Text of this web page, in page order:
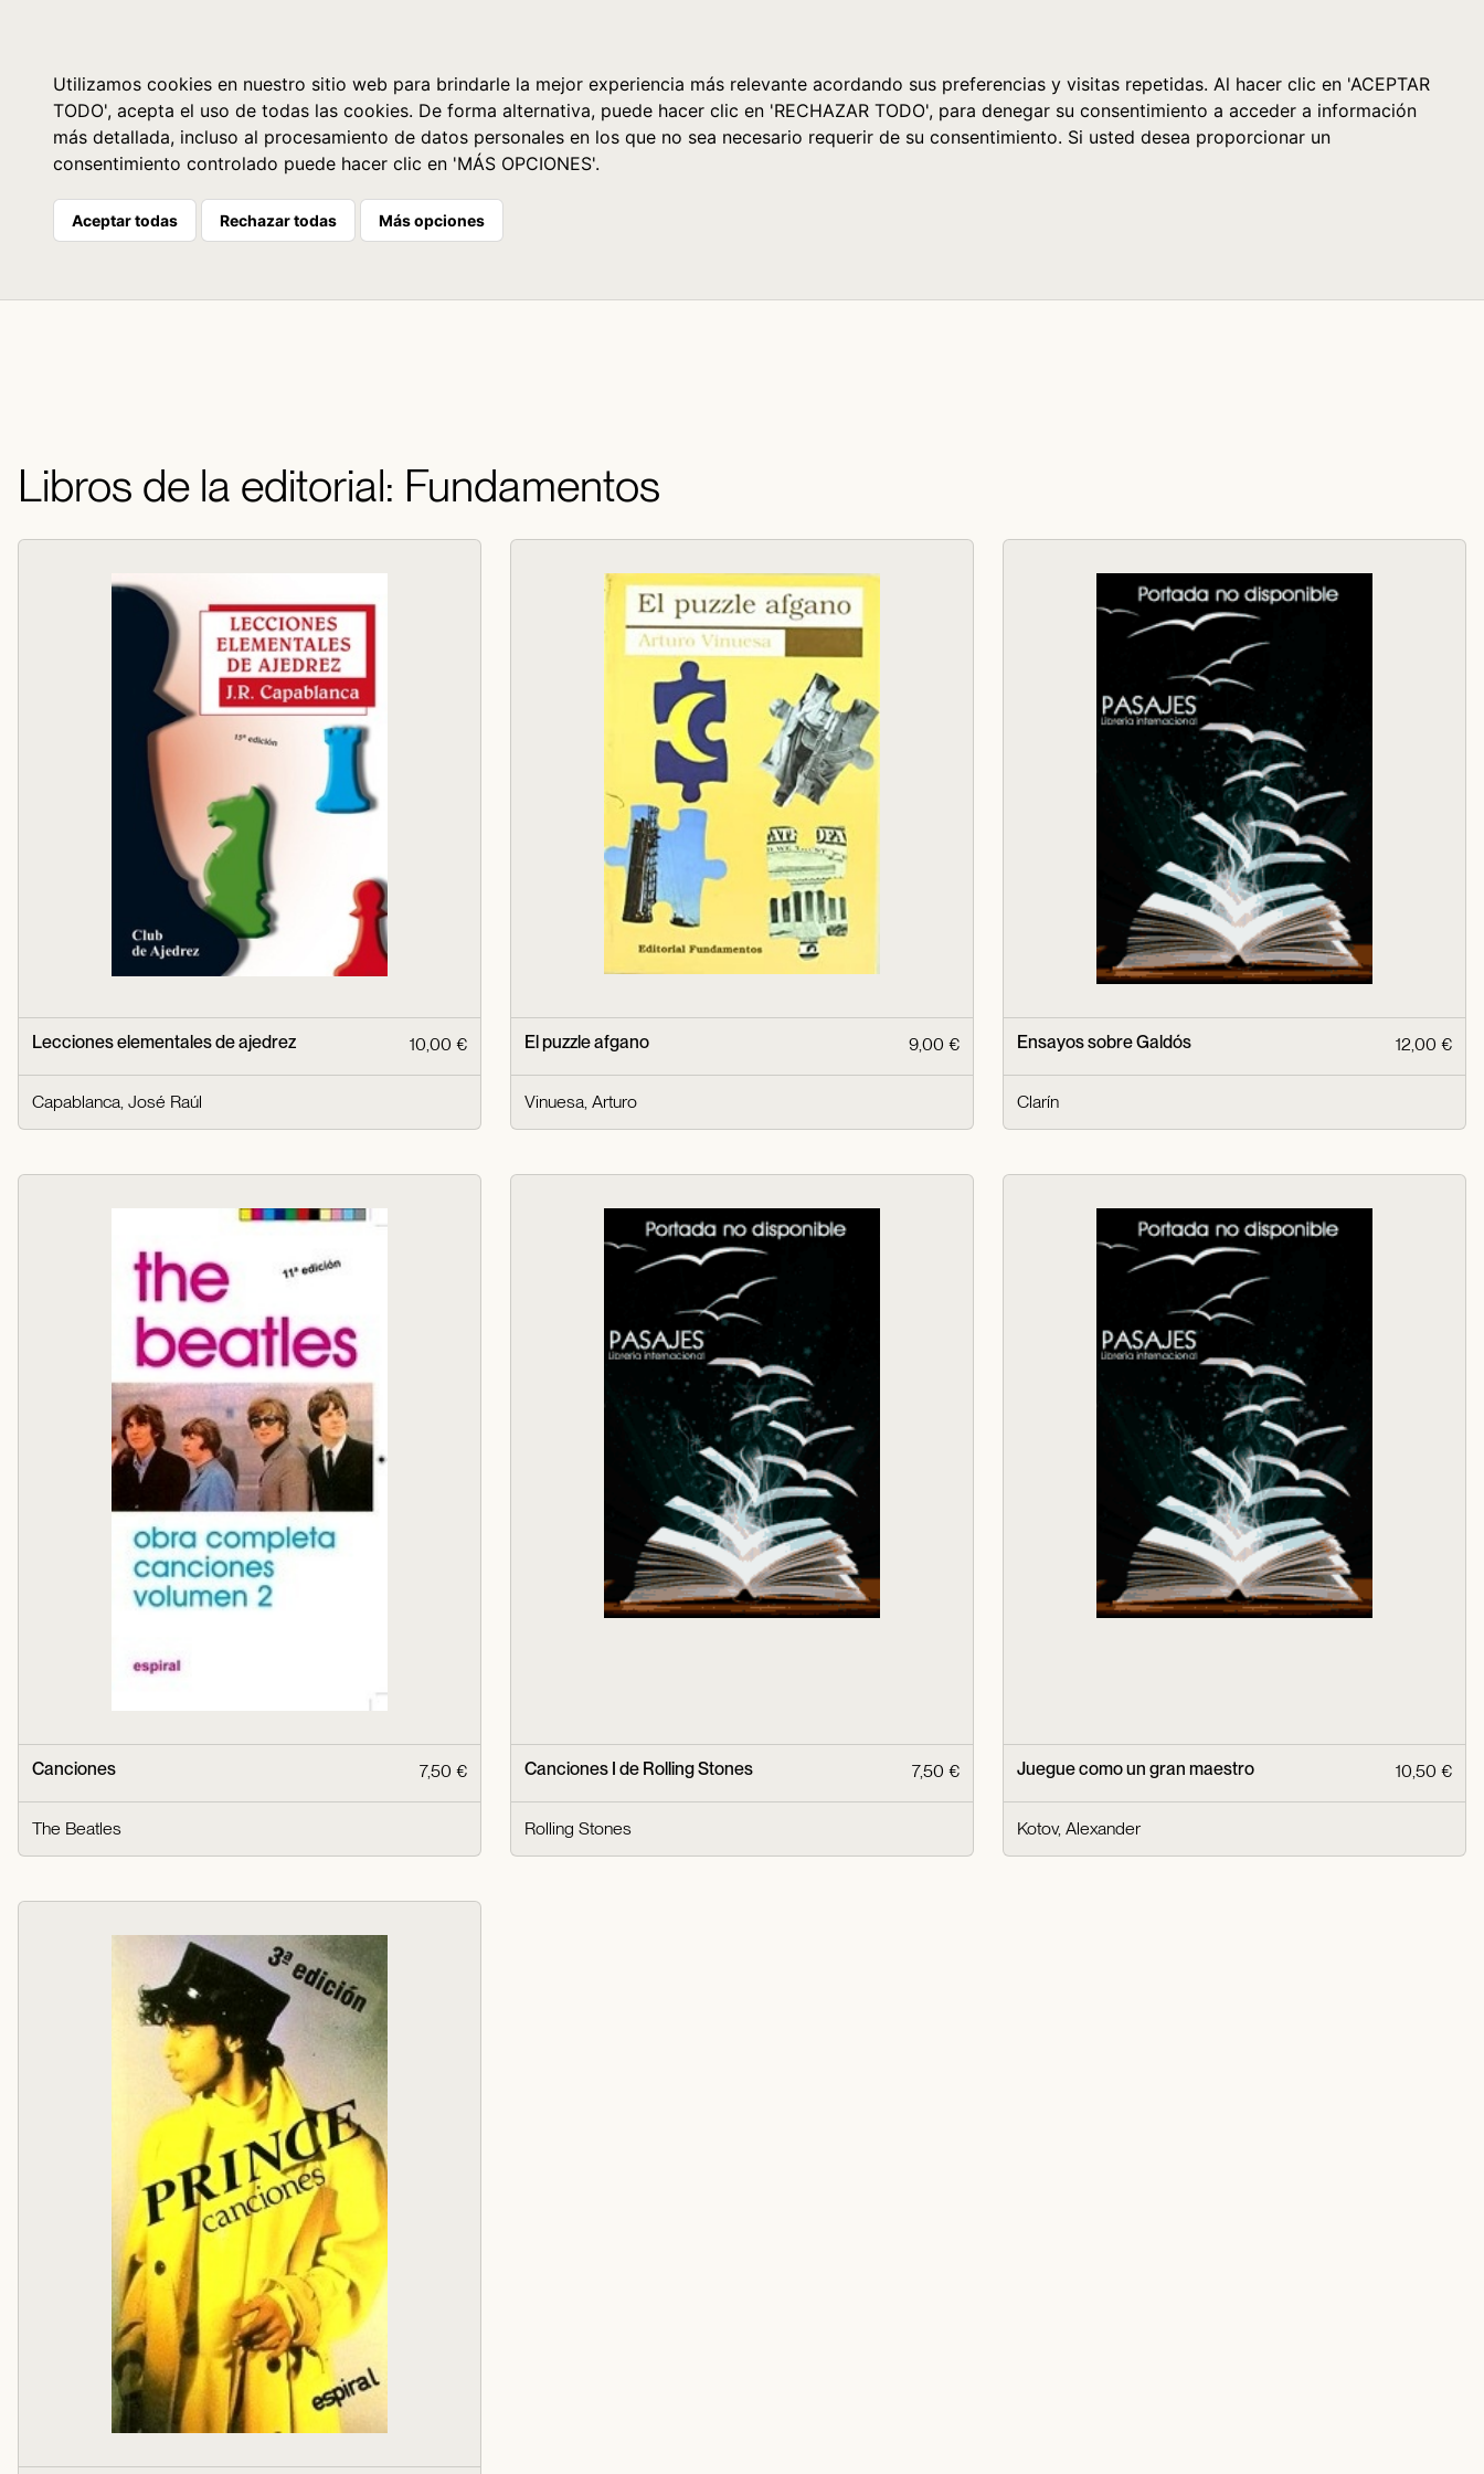
Utilizamos cookies en nuestro sitio web para brindarle la mejor experiencia más relevante acordando sus preferencias y visitas repetidas. Al hacer clic en 'ACEPTAR
TODO', acepta el uso de todas las cookies. De forma alternativa, puede hacer clic en 'RECHAZAR TODO', para denegar su consentimiento a acceder a información
más detallada, incluso al procesamiento de datos personales en los que no sea necesario requerir de su consentimiento. Si usted desea proporcionar un
consentimiento controlado puede hacer clic en 'MÁS OPCIONES'.
Aceptar todas Rechazar todas Más opciones
Libros de la editorial: Fundamentos
Lecciones elementales de ajedrez 10,00 €
Capablanca, José Raúl
El puzzle afgano 9,00 €
Vinuesa, Arturo
Ensayos sobre Galdós 12,00 €
Clarín
Canciones 7,50 €
The Beatles
Canciones I de Rolling Stones 7,50 €
Rolling Stones
Juegue como un gran maestro 10,50 €
Kotov, Alexander